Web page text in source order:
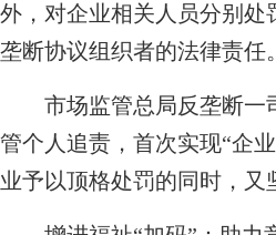
外，对企业相关人员分别处
垄断协议组织者的法律责任。
市场监管总局反垄断一司
管个人追责，首次实现“企
业予以顶格处罚的同时，